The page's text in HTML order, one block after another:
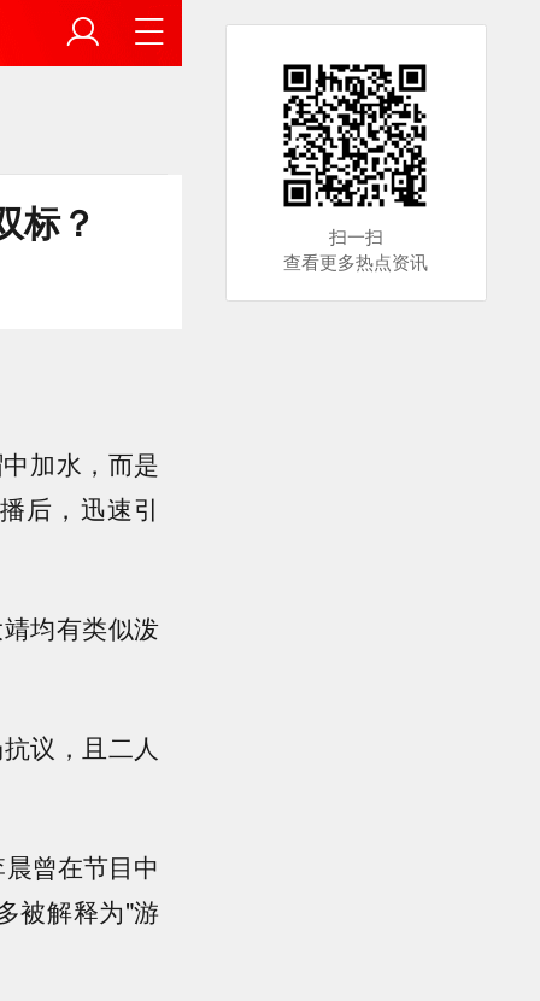
标？
加水，而是
后，迅速引
均有类似泼
议，且二人
曾在节目中
被解释为"游
扫一扫
查看更多热点资讯